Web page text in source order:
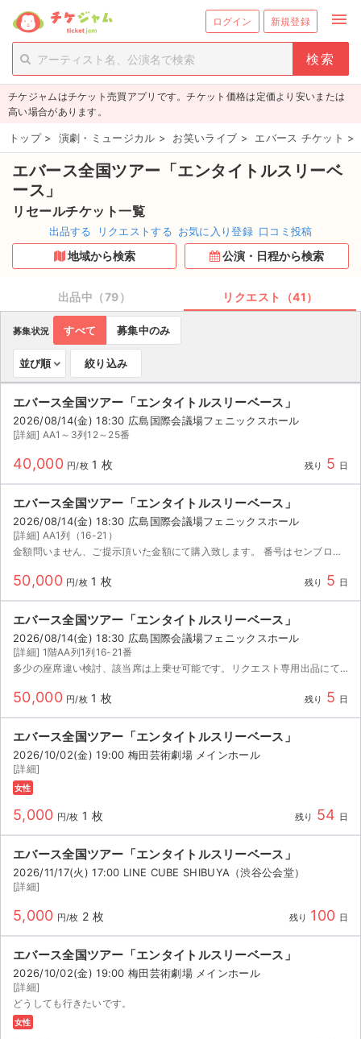
ログイン 新規登録 menu
person_add 新規会員登録
チケットを探す
新着チケット
値下げしたチケット
都道府県からチケットを探す
もうすぐ開催のチケット
取扱チケット
ライブ・コンサート（国内）
イベント
スポーツ
演劇・ミュージカル
ご利用ガイド
ご利用ガイド
AIに質問する
よくある質問
サイト情報
チケジャムはチケット売買アプリです。チケット価格は定価より安いまたは
高い場合があります。
トップ > 演劇・ミュージカル > お笑いライブ > エバース チケット >
エバース全国ツアー「エンタイトルスリーベ
ース」
リセールチケット一覧
出品する リクエストする お気に入り登録 口コミ投稿
地域から検索 公演・日程から検索
出品中（79） リクエスト（41）
募集状況 すべて 募集中のみ
並び順 絞り込み
エバース全国ツアー「エンタイトルスリーベース」
2026/08/14(金) 18:30 広島国際会議場フェニックスホール
[詳細] AA1～3列12～25番
40,000 円/枚 1 枚 残り 5 日
エバース全国ツアー「エンタイトルスリーベース」
2026/08/14(金) 18:30 広島国際会議場フェニックスホール
[詳細] AA1列（16-21）
金額問いません、ご提示頂いた金額にて購入致します。 番号はセンブロ内であれば検討しますのでご連絡ください。
50,000 円/枚 1 枚 残り 5 日
エバース全国ツアー「エンタイトルスリーベース」
2026/08/14(金) 18:30 広島国際会議場フェニックスホール
[詳細] 1階AA列1列16-21番
多少の座席違い検討、該当席は上乗せ可能です。リクエスト専用出品にてご連絡お待ちしております。
50,000 円/枚 1 枚 残り 5 日
エバース全国ツアー「エンタイトルスリーベース」
2026/10/02(金) 19:00 梅田芸術劇場 メインホール
[詳細]
女性
5,000 円/枚 1 枚 残り 54 日
エバース全国ツアー「エンタイトルスリーベース」
2026/11/17(火) 17:00 LINE CUBE SHIBUYA（渋谷公会堂）
[詳細]
5,000 円/枚 2 枚 残り 100 日
エバース全国ツアー「エンタイトルスリーベース」
2026/10/02(金) 19:00 梅田芸術劇場 メインホール
[詳細]
どうしても行きたいです。
女性